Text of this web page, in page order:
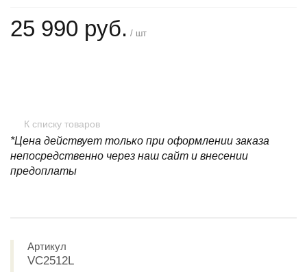
25 990 руб. / шт
К списку товаров
*Цена действует только при оформлении заказа
непосредственно через наш сайт и внесении
предоплаты
Артикул
VC2512L